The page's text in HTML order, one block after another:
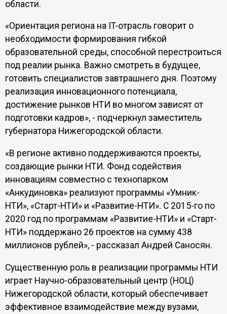
области.
«Ориентация региона на IT-отрасль говорит о
необходимости формирования гибкой
образовательной среды, способной перестроиться
под реалии рынка. Важно смотреть в будущее,
готовить специалистов завтрашнего дня. Поэтому
реализация инновационного потенциала,
достижение рынков НТИ во многом зависят от
подготовки кадров», - подчеркнул заместитель
губернатора Нижегородской области.
«В регионе активно поддерживаются проекты,
создающие рынки НТИ. Фонд содействия
инновациям совместно с технопарком
«Анкудиновка» реализуют программы «Умник-
НТИ», «Старт-НТИ» и «Развитие-НТИ». С 2015-го по
2020 год по программам «Развитие-НТИ» и «Старт-
НТИ» поддержано 26 проектов на сумму 438
миллионов рублей», - рассказал Андрей Саносян.
Существенную роль в реализации программы НТИ
играет Научно-образовательный центр (НОЦ)
Нижегородской области, который обеспечивает
эффективное взаимодействие между вузами,